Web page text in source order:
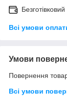
Всі умови
Умови
Повернення
Всі умови